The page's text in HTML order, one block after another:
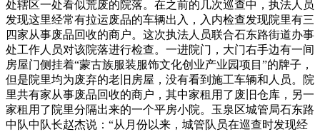
处辖区一处看似荒废的院落。在之前的几次巡查中，执法人员
发现这里经常有拉运废品的车辆出入，入内检查发现院里有三
四家从事废品回收的商户。这次执法人员联合石东路街道办事
处工作人员对该院落进行检查。一进院门，大门右手边有一间
房屋门侧挂着“蒙古族服装服饰文化创业产业园项目”的牌子，
但是院里均为废弃的老旧房屋，没有看到施工车辆和人员。院
里共有家从事废品回收的商户，其中家租用了废旧仓库，另一
家租用了院里分隔出来的一个平房小院。玉泉区城管局石东路
中队中队长赵杰说：“从月份以来，城管队员在巡查时发现经